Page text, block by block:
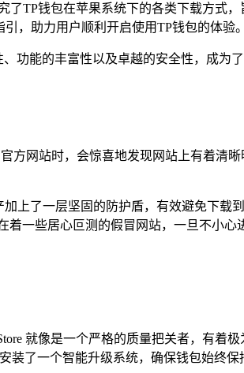
TP钱包在苹果系统下的各类下载方式
，助力用户顺利开启使用TP钱包的体验。
功能的丰富性以及卓越的安全性，成为
方网站时，会惊喜地发现网站上有着清
上了一层坚固的防护盾，有效避免下载
一些居心叵测的假冒网站，一旦不小心
就像是一个严格的质量把关者，有着
装了一个智能升级系统，确保钱包始终